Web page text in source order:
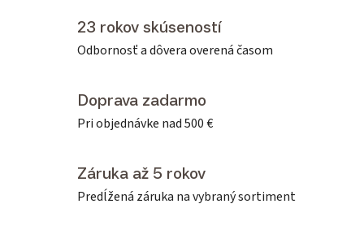
23 rokov skúseností
Odbornosť a dôvera overená časom
Doprava zadarmo
Pri objednávke nad 500 €
Záruka až 5 rokov
Predĺžená záruka na vybraný sortiment